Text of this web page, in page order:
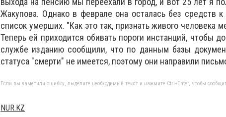
Жакупова. Однако в феврале она осталась без средств
список умерших. "Как это так, признать живого человека
Теперь ей приходится обивать пороги инстанций, чтобы
службе изданию сообщили, что по данным базы
статуса "смерти" не имеется, поэтому они направили
Если вы заметили ошибку, выделите необходимый текст и нажмите Ctrl+Enter, чтобы
NUR.KZ